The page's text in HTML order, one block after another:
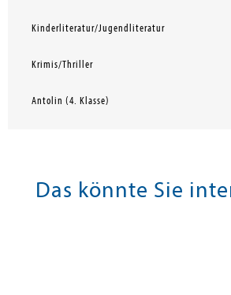
Kinderliteratur/Jugendliteratur
Krimis/Thriller
Antolin (4. Klasse)
Das könnte Sie